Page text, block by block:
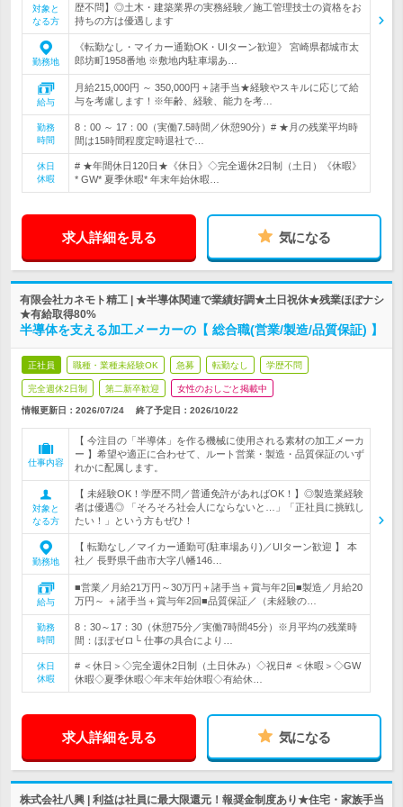
対象と
なる方
歴不問】◎土木・建築業界の実務経験／施工管理技士の資格をお
持ちの方は優遇します
勤務地
《転勤なし・マイカー通勤OK・UIターン歓迎》 宮崎県都城市太
郎坊町1958番地 ※敷地内駐車場あ…
給与
月給215,000円 ～ 350,000円 + 諸手当★経験やスキルに応じて給
与を考慮します！※年齢、経験、能力を考…
勤務
時間
8：00 ～ 17：00（実働7.5時間／休憩90分）# ★月の残業平均時
間は15時間程度定時退社で…
休日
休暇
# ★年間休日120日★《休日》◇完全週休2日制（土日）《休暇》
* GW* 夏季休暇* 年末年始休暇…
求人詳細を見る 気になる
有限会社カネモト精工 | ★半導体関連で業績好調★土日祝休★残業ほぼナシ
★有給取得80%
半導体を支える加工メーカーの【 総合職(営業/製造/品質保証) 】
正社員 職種・業種未経験OK 急募 転勤なし 学歴不問
完全週休2日制 第二新卒歓迎 女性のおしごと掲載中
情報更新日：2026/07/24 終了予定日： 2026/10/22
仕事内容
【 今注目の「半導体」を作る機械に使用される素材の加工メーカ
ー 】希望や適正に合わせて、ルート営業・製造・品質保証のいず
れかに配属します。
対象と
なる方
【 未経験OK！学歴不問／普通免許があればOK！】◎製造業経験
者は優遇◎ 「そろそろ社会人にならないと…」「正社員に挑戦し
たい！」という方もぜひ！
勤務地
【 転勤なし／マイカー通勤可(駐車場あり)／UIターン歓迎 】 本
社／ 長野県千曲市大字八幡146…
給与
■営業／月給21万円～30万円＋諸手当＋賞与年2回■製造／月給20
万円～ ＋諸手当＋賞与年2回■品質保証／（未経験の…
勤務
時間
8：30～17：30（休憩75分／実働7時間45分）※月平均の残業時
間：ほぼゼロ└ 仕事の具合により…
休日
休暇
# ＜休日＞◇完全週休2日制（土日休み）◇祝日# ＜休暇＞◇GW
休暇◇夏季休暇◇年末年始休暇◇有給休…
求人詳細を見る 気になる
株式会社八興 | 利益は社員に最大限還元！報奨金制度あり★住宅・家族手当